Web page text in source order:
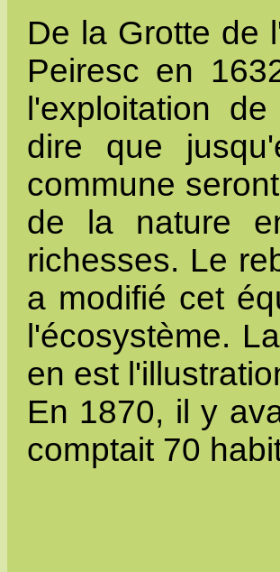
De la Grotte de
Peiresc en
l'exploitation
dire que
commune
de la nature
richesses. Le
a modifié cet
l'écosystème.
en est
En 1870, il y
comptait 70